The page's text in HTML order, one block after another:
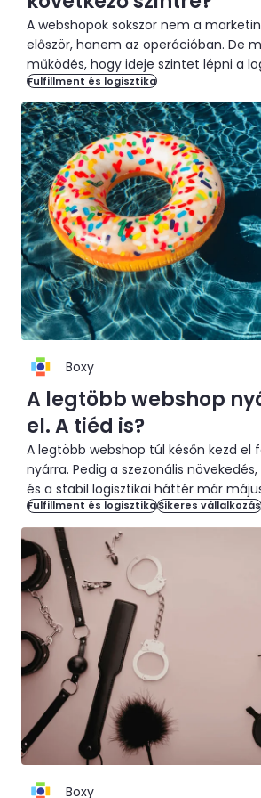
A webshopok sokszor nem a
először, hanem az operációban. De
működés, hogy ideje szintet lépni a
Fulfillment és logisztika
Boxy
A legtöbb webshop
el. A tiéd is?
A legtöbb webshop túl későn kezd el
nyárra. Pedig a szezonális
és a stabil logisztikai háttér már
Megmutatjuk, mire figyelj
előtt.
Fulfillment és logisztikaSikeres vállalkozás
Boxy